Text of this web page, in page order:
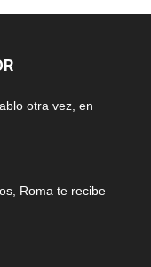
otra vez, en
Roma te recibe